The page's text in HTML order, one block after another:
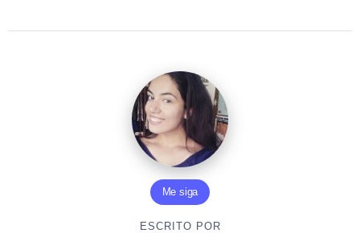
Me siga
ESCRITO POR